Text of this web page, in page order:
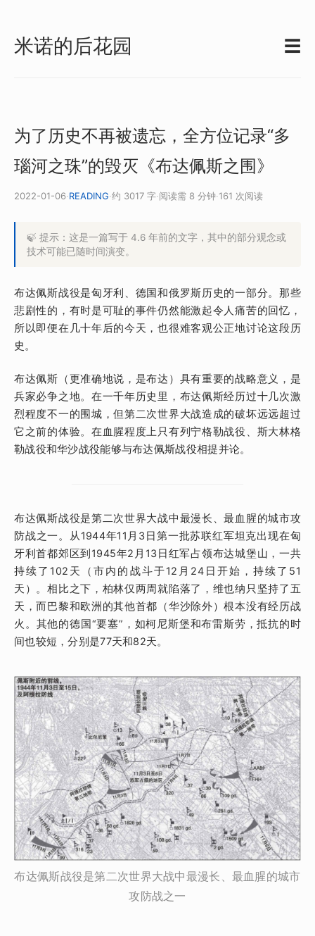
米诺的后花园 ☰
为了历史不再被遗忘，全方位记录“多
瑙河之珠”的毁灭《布达佩斯之围》
2022-01-06·READING·约 3017 字·阅读需 8 分钟·161 次阅读
🍃 提示：这是一篇写于 4.6 年前的文字，其中的部分观念或
技术可能已随时间演变。
布达佩斯战役是匈牙利、德国和俄罗斯历史的一部分。那些
悲剧性的，有时是可耻的事件仍然能激起令人痛苦的回忆，
所以即便在几十年后的今天，也很难客观公正地讨论这段历
史。
布达佩斯（更准确地说，是布达）具有重要的战略意义，是
兵家必争之地。在一千年历史里，布达佩斯经历过十几次激
烈程度不一的围城，但第二次世界大战造成的破坏远远超过
它之前的体验。在血腥程度上只有列宁格勒战役、斯大林格
勒战役和华沙战役能够与布达佩斯战役相提并论。
布达佩斯战役是第二次世界大战中最漫长、最血腥的城市攻
防战之一。从1944年11月3日第一批苏联红军坦克出现在匈
牙利首都郊区到1945年2月13日红军占领布达城堡山，一共
持续了102天（市内的战斗于12月24日开始，持续了51
天）。相比之下，柏林仅两周就陷落了，维也纳只坚持了五
天，而巴黎和欧洲的其他首都（华沙除外）根本没有经历战
火。其他的德国“要塞”，如柯尼斯堡和布雷斯劳，抵抗的时
间也较短，分别是77天和82天。
布达佩斯战役是第二次世界大战中最漫长、最血腥的城市
攻防战之一